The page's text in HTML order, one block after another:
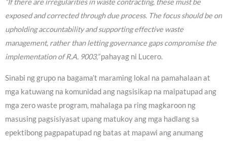
“If there are irregularities in waste contracting, these must be
exposed and corrected through due process. The focus should be on
upholding accountability and supporting effective waste
management, rather than letting governance gaps compromise the
implementation of R.A. 9003,”pahayag ni Lucero.
Sinabi ng grupo na bagama’t maraming lokal na pamahalaan at
mga katuwang na komunidad ang nagsisikap na maipatupad ang
mga zero waste program, mahalaga pa ring magkaroon ng
masusing pagsisiyasat upang matukoy ang mga hadlang sa
epektibong pagpapatupad ng batas at mapawi ang anumang